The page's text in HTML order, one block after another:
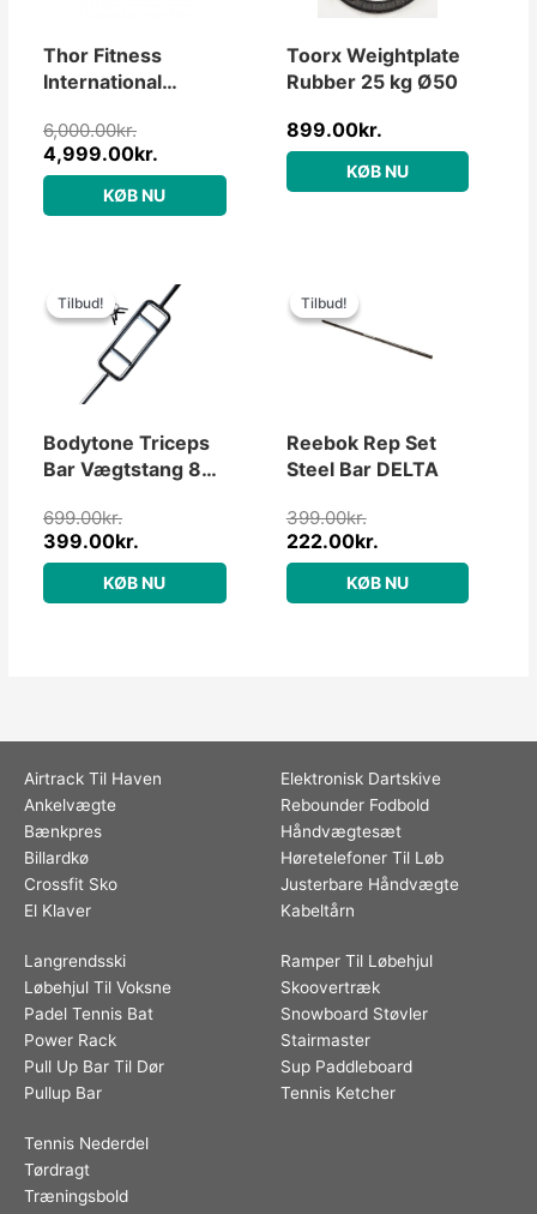
Thor Fitness
International
Vægtstang 20kg /
220cm (750kg)
6,000.00kr.
4,999.00kr.
KØB NU
Toorx Weightplate
Rubber 25 kg Ø50
899.00kr.
KØB NU
Tilbud!
Tilbud!
Bodytone Triceps
Bar Vægtstang 85
699.00kr.
oprindelige
pris
var:
699.00kr..
399.00kr.
aktuelle
pris
er:
KØB NU
Tilbud!
Tilbud!
Reebok Rep Set
Steel Bar DELTA
399.00kr.
var:
222.00kr.
er:
KØB NU
Airtrack Til Haven
Ankelvægte
Bænkpres
Billardkø
Crossfit Sko
El Klaver
Elektronisk Dartskive
Rebounder Fodbold
Håndvægtesæt
Høretelefoner Til Løb
Justerbare Håndvægte
Kabeltårn
Langrendsski
Løbehjul Til Voksne
Padel Tennis Bat
Power Rack
Pull Up Bar Til Dør
Pullup Bar
Ramper Til Løbehjul
Skoovertræk
Snowboard Støvler
Stairmaster
Sup Paddleboard
Tennis Ketcher
Tennis Nederdel
Tørdragt
Træningsbold